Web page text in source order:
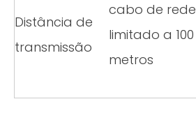
Distância de
transmissão
cabo de rede
limitado a 100
metros